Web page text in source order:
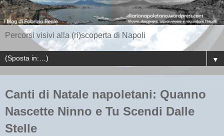
Percorsi visivi alla (ri)scoperta di Napoli
▼
Canti di Natale napoletani: Quanno
Nascette Ninno e Tu Scendi Dalle
Stelle